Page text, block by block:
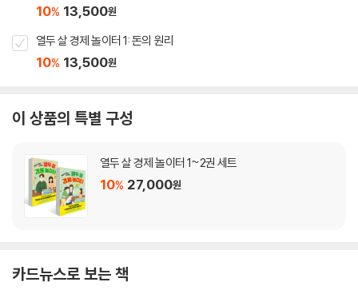
10% 13,500원
열두 살 경제 놀이터 1: 돈의 원리
10% 13,500원
이 상품의 특별 구성
열두 살 경제 놀이터 1~2권 세트
10% 27,000원
카드뉴스로 보는 책